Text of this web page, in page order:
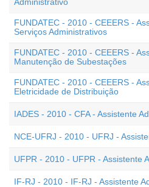
FUNDATEC - 2010 - CEEERS -
Serviços Administrativos
FUNDATEC - 2010 - CEEERS -
Manutenção de Subestações
FUNDATEC - 2010 - CEEERS -
Eletricidade de Distribuição
IADES - 2010 - CFA - Assistente
NCE-UFRJ - 2010 - UFRJ -
UFPR - 2010 - UFPR - Assistente
IF-RJ - 2010 - IF-RJ - Assistente